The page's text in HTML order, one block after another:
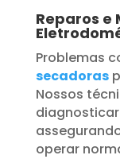
Reparos e
Problemas
secadoras
Nossos
operar